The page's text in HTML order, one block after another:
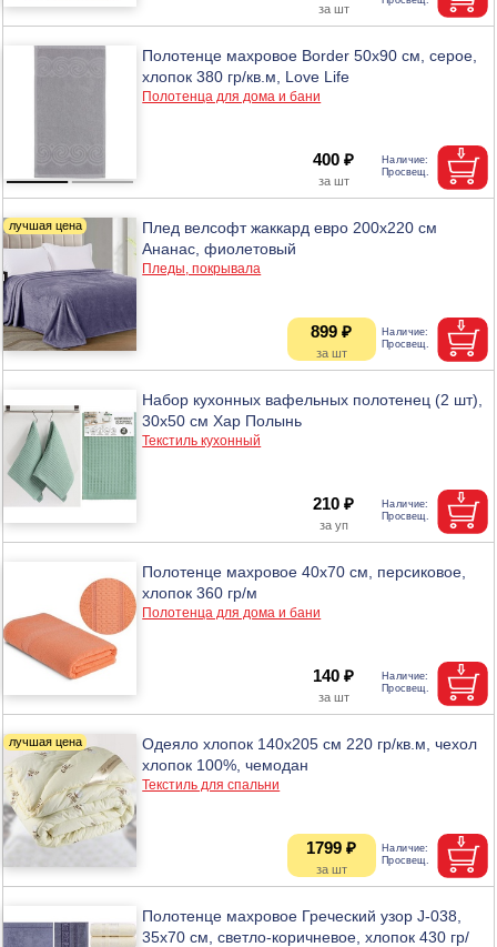
Полотенце махровое Border 50х90 см, серое,
хлопок 380 гр/кв.м, Love Life
Полотенца для дома и бани
400 ₽
Плед велсофт жаккард евро 200х220 см
Ананас, фиолетовый
Пледы, покрывала
899 ₽
Набор кухонных вафельных полотенец (2 шт),
30х50 см Хар Полынь
Текстиль кухонный
210 ₽
Полотенце махровое 40х70 см, персиковое,
хлопок 360 гр/м
Полотенца для дома и бани
140 ₽
Одеяло хлопок 140х205 см 220 гр/кв.м, чехол
хлопок 100%, чемодан
Текстиль для спальни
1799 ₽
Полотенце махровое Греческий узор J-038,
35х70 см, светло-коричневое, хлопок 430 гр/